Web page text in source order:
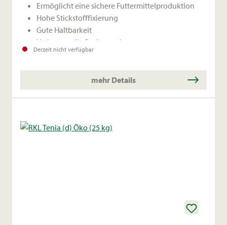
Ermöglicht eine sichere Futtermittelproduktion
Hohe Stickstofffixierung
Gute Haltbarkeit
Verbessert die Bodenstruktur
Derzeit nicht verfügbar
mehr Details